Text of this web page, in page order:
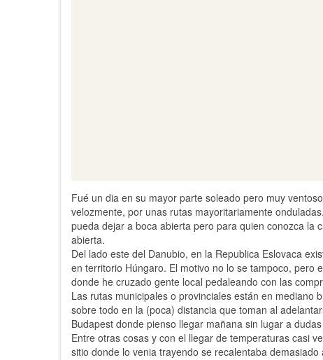
Fué un dia en su mayor parte soleado pero muy
velozmente, por unas rutas mayoritariamente
pueda dejar a boca abierta pero para quien conozca la
abierta.
Del lado este del Danubio, en la Republica Eslovaca
en territorio Húngaro. El motivo no lo se tampoco, pero
donde he cruzado gente local pedaleando con las
Las rutas municipales o provinciales están en mediano
sobre todo en la (poca) distancia que toman al
Budapest donde pienso llegar mañana sin lugar a
Entre otras cosas y con el llegar de temperaturas casi
sitio donde lo venia trayendo se recalentaba